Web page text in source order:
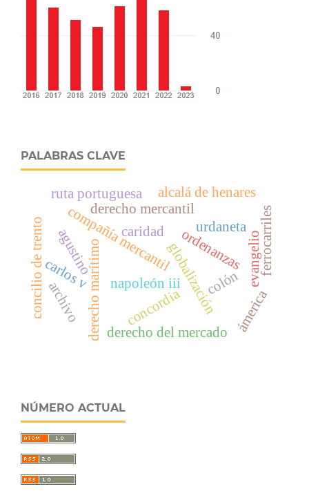
PALABRAS CLAVE
concordia
derecho marítimo napoleón iii
compañía mercantilordenanzas
derecho del mercado
derecho mercantil
carlos v globalización
urdaneta
colón
ruta portuguesa alcalá de henares
caridad evangelio
concilio de trento agustino
archivo ámerica
ferrocarriles
NÚMERO ACTUAL